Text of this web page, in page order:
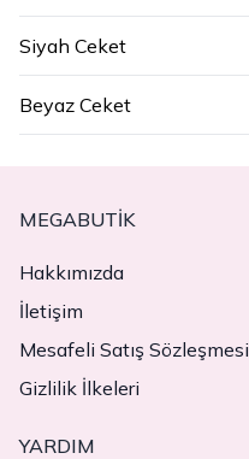
Siyah Ceket
Beyaz Ceket
MEGABUTIK
Hakkımızda
İletişim
Mesafeli Satış Sözleşmesi
Gizlilik İlkeleri
YARDIM